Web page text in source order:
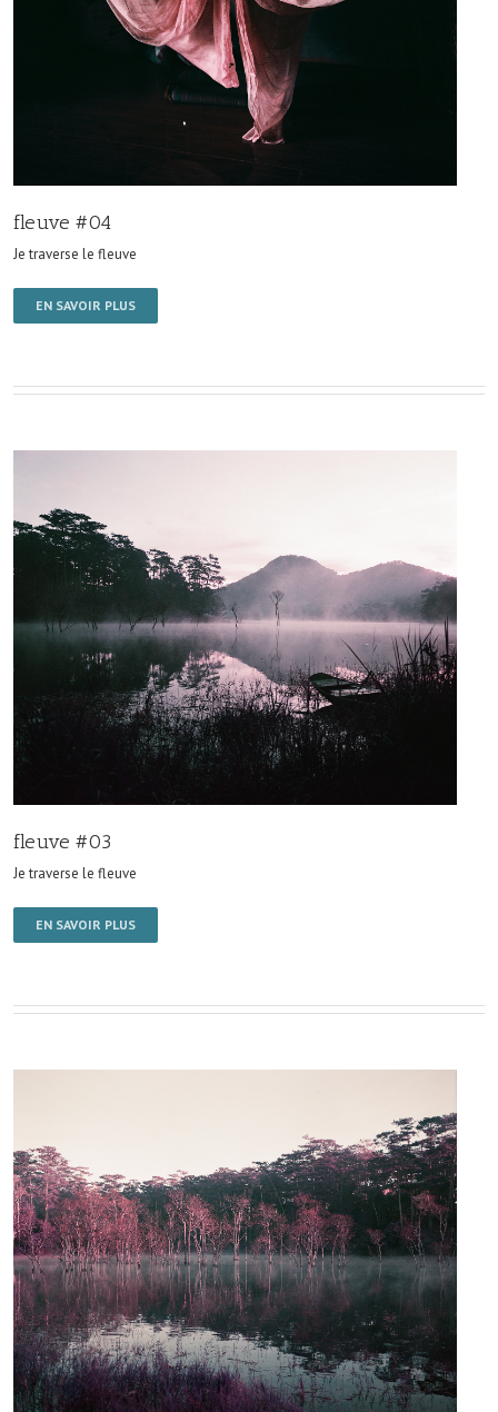
fleuve #04
Je traverse le fleuve
EN SAVOIR PLUS
fleuve #03
Je traverse le fleuve
EN SAVOIR PLUS